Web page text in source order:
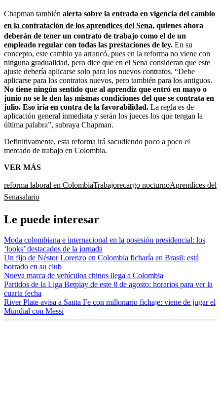
Chapman también alerta sobre la entrada en vigencia del cambio
en la contratación de los aprendices del Sena, quienes ahora
deberán de tener un contrato de trabajo como el de un
empleado regular con todas las prestaciones de ley. En su
concepto, este cambio ya arrancó, pues en la reforma no viene con
ninguna gradualidad, pero dice que en el Sena consideran que este
ajuste debería aplicarse solo para los nuevos contratos. “Debe
aplicarse para los contratos nuevos, pero también para los antiguos.
No tiene ningún sentido que al aprendiz que entró en mayo o
junio no se le den las mismas condiciones del que se contrata en
julio. Eso iría en contra de la favorabilidad. La regla es de
aplicación general inmediata y serán los jueces los que tengan la
última palabra”, subraya Chapman.
Definitivamente, esta reforma irá sacudiendo poco a poco el
mercado de trabajo en Colombia.
VER MÁS
reforma laboral en ColombiaTrabajorecargo nocturnoAprendices del
Senasalario
Le puede interesar
Moda colombiana e internacional en la posesión presidencial: los
‘looks’ destacados de la jornada
Un fijo de Néstor Lorenzo en Colombia ficharía en Brasil: está
borrado en su club
Nueva marca de vehículos chinos llega a Colombia
Partidos de la Liga Betplay de este 8 de agosto: horarios para ver la
cuarta fecha
River Plate avisa a Santa Fe con millonario fichaje: viene de jugar el
Mundial con Messi